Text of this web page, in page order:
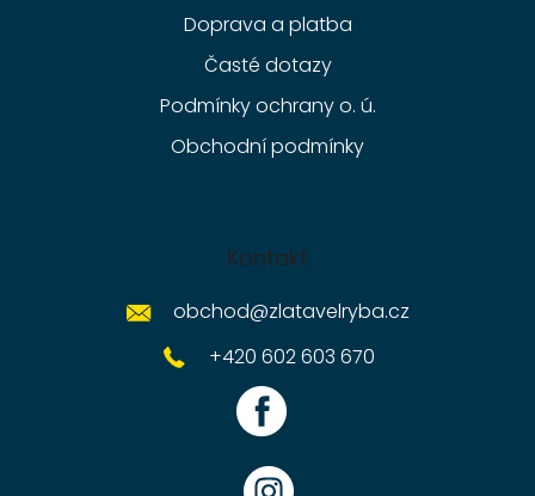
Doprava a platba
Časté dotazy
Podmínky ochrany o. ú.
Obchodní podmínky
Kontakt
obchod@zlatavelryba.cz
+420 602 603 670